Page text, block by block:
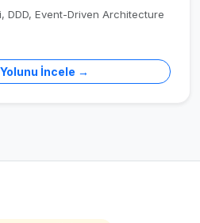
DDD, Event-Driven Architecture
İncele →